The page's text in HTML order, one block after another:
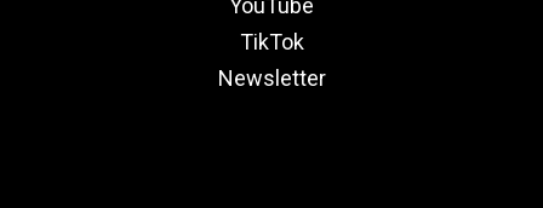
YouTube
TikTok
Newsletter